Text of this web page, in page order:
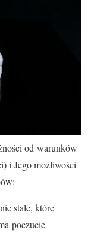
od warunków
i Jego możliwości
stałe, które
poczucie